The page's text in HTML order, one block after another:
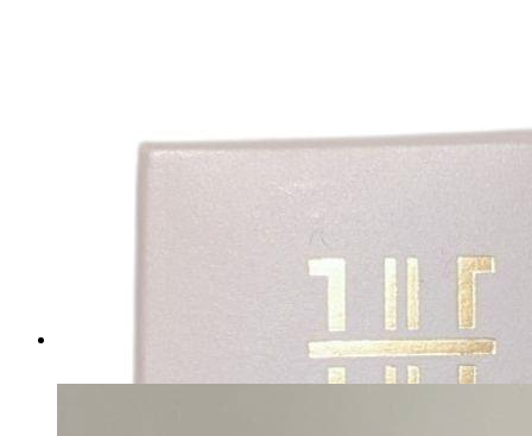
ダムパウダーファンデーショ